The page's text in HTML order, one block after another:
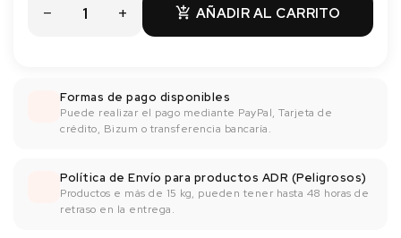
 AÑADIR AL CARRITO
Formas de pago disponibles
Puede realizar el pago mediante PayPal, Tarjeta de
crédito, Bizum o transferencia bancaría.
Política de Envío para productos ADR (Peligrosos)
Productos e más de 15 kg, pueden tener hasta 48 horas de
retraso en la entrega.